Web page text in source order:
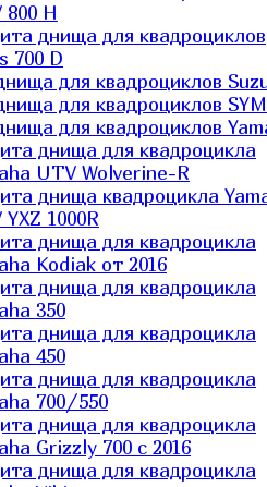
800 H
днища для квадроциклов
700 D
для квадроциклов
для квадроциклов SYM
для квадроциклов
днища для квадроцикла
UTV Wolverine-R
днища квадроцикла
YXZ 1000R
днища для квадроцикла
Kodiak от 2016
днища для квадроцикла
350
днища для квадроцикла
450
днища для квадроцикла
700/550
днища для квадроцикла
Grizzly 700 с 2016
днища для квадроцикла